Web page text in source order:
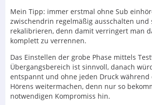
Mein Tipp: immer erstmal ohne Sub
zwischendrin regelmäßig ausschalten und
rekalibrieren, denn damit verringert man
komplett zu verrennen.
Das Einstellen der grobe Phase mittels
Übergangsbereich ist sinnvoll, danach
entspannt und ohne jeden Druck während
Hörens weitermachen, denn nur so
notwendigen Kompromiss hin.